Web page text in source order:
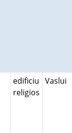
edificiu
religios
Vaslui